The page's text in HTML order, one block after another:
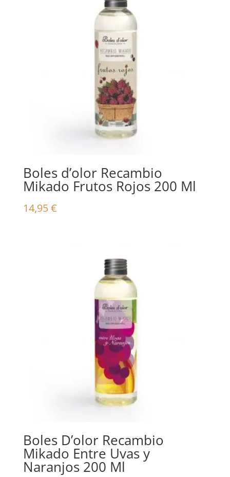
Boles d’olor Recambio
Mikado Frutos Rojos 200 Ml
14,95€
Boles D’olor Recambio
Mikado Entre Uvas y
Naranjos 200 Ml